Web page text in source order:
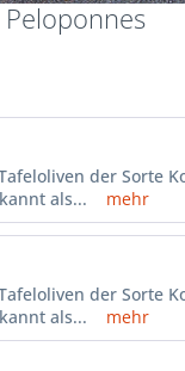
der Sorte
als...
mehr
der Sorte
als...
mehr